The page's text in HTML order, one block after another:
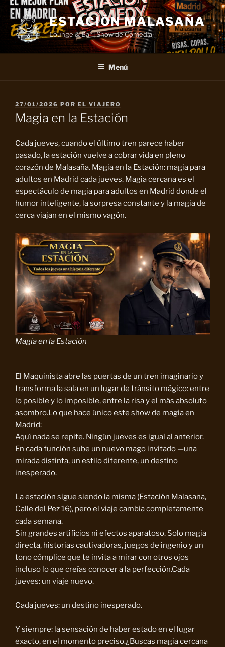
Saltar
contenido
ESTACIÓN MALASAÑA
Lounge & Bar | Show de Comedia
Menú
PUBLICADO
EL
27/01/2026 POR EL VIAJERO
Magia en la Estación
Cada jueves, cuando el último tren parece haber
pasado, la estación vuelve a cobrar vida en pleno
corazón de Malasaña. Magia en la Estación: magia para
adultos en Madrid cada jueves. Magia cercana es el
espectáculo de magia para adultos en Madrid donde el
humor inteligente, la sorpresa constante y la magia de
cerca viajan en el mismo vagón.
Magia en la Estación
El Maquinista abre las puertas de un tren imaginario y
transforma la sala en un lugar de tránsito mágico: entre
lo posible y lo imposible, entre la risa y el más absoluto
asombro.Lo que hace único este show de magia en
Madrid:
Aquí nada se repite. Ningún jueves es igual al anterior.
En cada función sube un nuevo mago invitado —una
mirada distinta, un estilo diferente, un destino
inesperado.
La estación sigue siendo la misma (Estación Malasaña,
Calle del Pez 16), pero el viaje cambia completamente
cada semana.
Sin grandes artificios ni efectos aparatoso. Solo magia
directa, historias cautivadoras, juegos de ingenio y un
tono cómplice que te invita a mirar con otros ojos
incluso lo que creías conocer a la perfección.Cada
jueves: un viaje nuevo.
Cada jueves: un destino inesperado.
Y siempre: la sensación de haber estado en el lugar
exacto, en el momento preciso.¿Buscas magia cercana